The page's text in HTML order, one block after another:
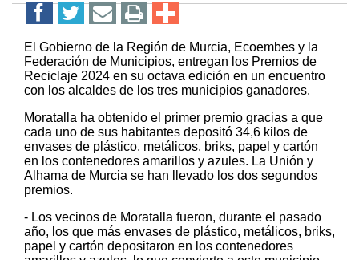
El Gobierno de la Región de Murcia, Ecoembes y la
Federación de Municipios, entregan los Premios de
Reciclaje 2024 en su octava edición en un encuentro
con los alcaldes de los tres municipios ganadores.
Moratalla ha obtenido el primer premio gracias a que
cada uno de sus habitantes depositó 34,6 kilos de
envases de plástico, metálicos, briks, papel y cartón
en los contenedores amarillos y azules. La Unión y
Alhama de Murcia se han llevado los dos segundos
premios.
- Los vecinos de Moratalla fueron, durante el pasado
año, los que más envases de plástico, metálicos, briks,
papel y cartón depositaron en los contenedores